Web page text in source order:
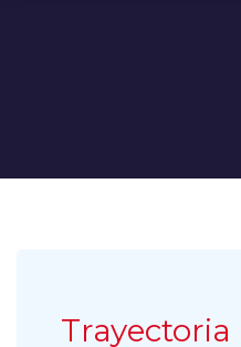
Trayectoria